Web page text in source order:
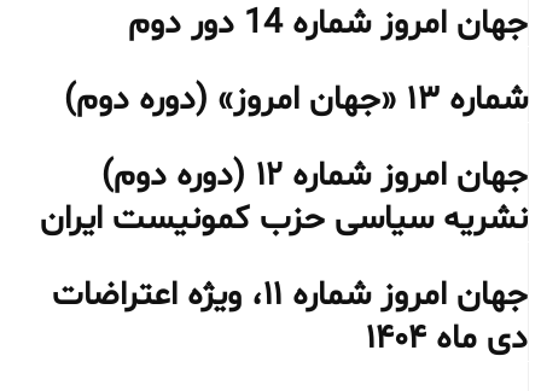
جهان امروز شماره 14 دور دوم
شماره ١٣ «جهان امروز» (دوره دوم)
جهان امروز شماره ۱۲ (دوره دوم)
نشریه سیاسی حزب کمونیست ایران
جهان امروز شماره ۱۱، ویژه اعتراضات
دی ماه ۱۴۰۴